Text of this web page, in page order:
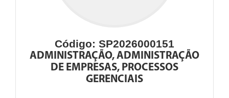
Código: SP2026000151
ADMINISTRAÇÃO, ADMINISTRAÇÃO
DE EMPRESAS, PROCESSOS
GERENCIAIS